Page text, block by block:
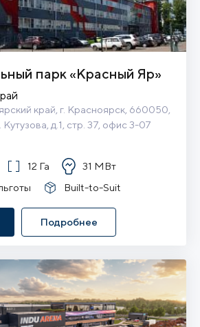
парк «Красный Яр»
край, г. Красноярск, 660050,
Кутузова, д.1, стр. 37, офис 3-07
12 Га
31 МВт
Built-to-Suit
Подробнее